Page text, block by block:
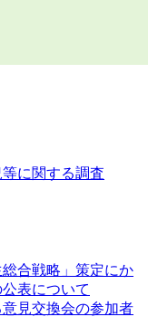
に関する調査
総合戦略」策定にか
表について
意見交換会の参加者